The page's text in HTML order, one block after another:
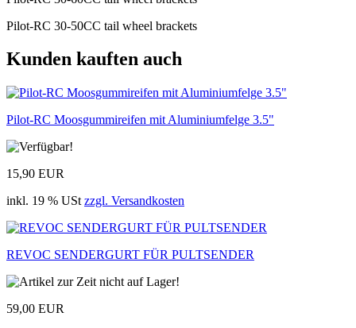
Pilot-RC 30-50CC tail wheel brackets
Kunden kauften auch
Pilot-RC Moosgummireifen mit Aluminiumfelge 3.5"
15,90 EUR
inkl. 19 % USt zzgl. Versandkosten
REVOC SENDERGURT FÜR PULTSENDER
59,00 EUR